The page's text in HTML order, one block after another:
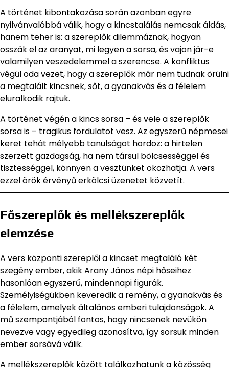
A történet kibontakozása során azonban egyre
nyilvánvalóbbá válik, hogy a kincstalálás nemcsak áldás,
hanem teher is: a szereplők dilemmáznak, hogyan
osszák el az aranyat, mi legyen a sorsa, és vajon jár-e
valamilyen veszedelemmel a szerencse. A konfliktus
végül oda vezet, hogy a szereplők már nem tudnak örülni
a megtalált kincsnek, sőt, a gyanakvás és a félelem
eluralkodik rajtuk.
A történet végén a kincs sorsa – és vele a szereplők
sorsa is – tragikus fordulatot vesz. Az egyszerű népmesei
keret tehát mélyebb tanulságot hordoz: a hirtelen
szerzett gazdagság, ha nem társul bölcsességgel és
tisztességgel, könnyen a vesztünket okozhatja. A vers
ezzel örök érvényű erkölcsi üzenetet közvetít.
Főszereplők és mellékszereplők
elemzése
A vers központi szereplői a kincset megtaláló két
szegény ember, akik Arany János népi hőseihez
hasonlóan egyszerű, mindennapi figurák.
Személyiségükben keveredik a remény, a gyanakvás és
a félelem, amelyek általános emberi tulajdonságok. A
mű szempontjából fontos, hogy nincsenek nevükön
nevezve vagy egyedileg azonosítva, így sorsuk minden
ember sorsává válik.
A mellékszereplők között találkozhatunk a közösség